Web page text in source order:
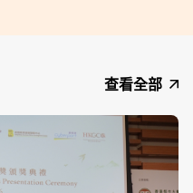
查看全部